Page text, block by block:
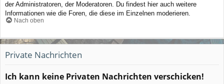
der Administratoren, der Moderatoren. Du findest hier auch weitere
Informationen wie die Foren, die diese im Einzelnen moderieren.
Nach oben
Private Nachrichten
Ich kann keine Privaten Nachrichten verschicken!